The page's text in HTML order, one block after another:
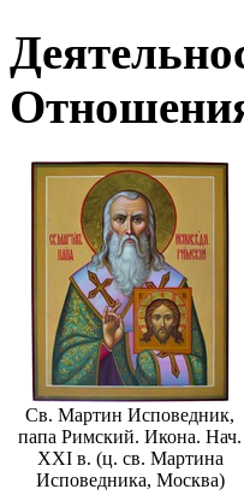
Св. Мартин Исповедник,
папа Римский. Икона. Нач.
XXI в. (ц. св. Мартина
Исповедника, Москва)